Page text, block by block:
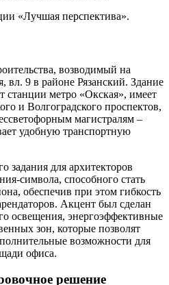
«Лучшая перспектива».
возводимый на
вл. 9 в районе Рязанский. Здание
станции метро «Окская», имеет
и Волгоградского проспектов,
магистралям –
удобную транспортную
задания для архитекторов
символа, способного стать
обеспечив при этом гибкость
Акцент был сделан
освещения, энергоэффективные
зон, которые позволят
возможности для
офиса.
решение